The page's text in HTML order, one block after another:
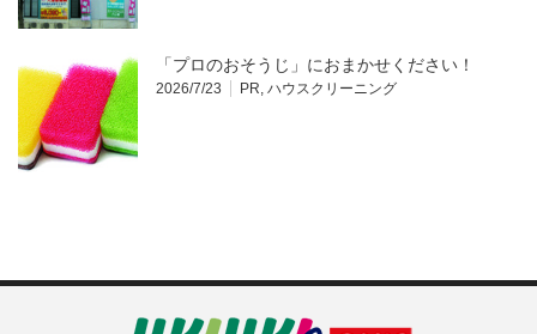
「プロのおそうじ」におまかせください！
2026/7/23 PR, ハウスクリーニング